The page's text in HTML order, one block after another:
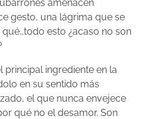
amenacen
gesto, una lágrima que se
esto ¿acaso no son
principal ingrediente en la
en su sentido más
el que nunca envejece
qué no el desamor. Son